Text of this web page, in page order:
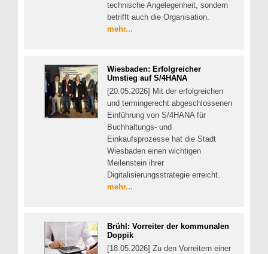
technische Angelegenheit, sondern
betrifft auch die Organisation.
mehr...
Wiesbaden: Erfolgreicher
Umstieg auf S/4HANA
[20.05.2026] Mit der erfolgreichen
und termingerecht abgeschlossenen
Einführung von S/4HANA für
Buchhaltungs- und
Einkaufsprozesse hat die Stadt
Wiesbaden einen wichtigen
Meilenstein ihrer
Digitalisierungsstrategie erreicht.
mehr...
Brühl: Vorreiter der kommunalen
Doppik
[18.05.2026] Zu den Vorreitern einer